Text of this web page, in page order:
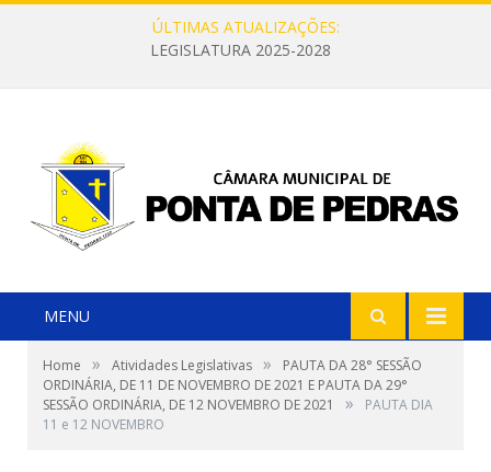
ÚLTIMAS ATUALIZAÇÕES:
LEGISLATURA 2025-2028
MENU
Home » Atividades Legislativas »
PAUTA DA 28° SESSÃO
ORDINÁRIA, DE 11 DE NOVEMBRO DE 2021 E PAUTA DA 29°
SESSÃO ORDINÁRIA, DE 12 NOVEMBRO DE 2021
»
PAUTA DIA
11 e 12 NOVEMBRO